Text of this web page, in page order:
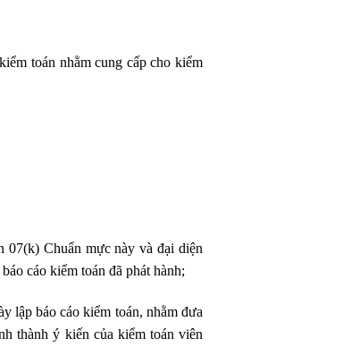
toán nhằm cung cấp cho kiểm
Chuẩn mực này và đại diện
cáo kiểm toán đã phát hành;
lập báo cáo kiểm toán, nhằm đưa
thành ý kiến của kiểm toán viên